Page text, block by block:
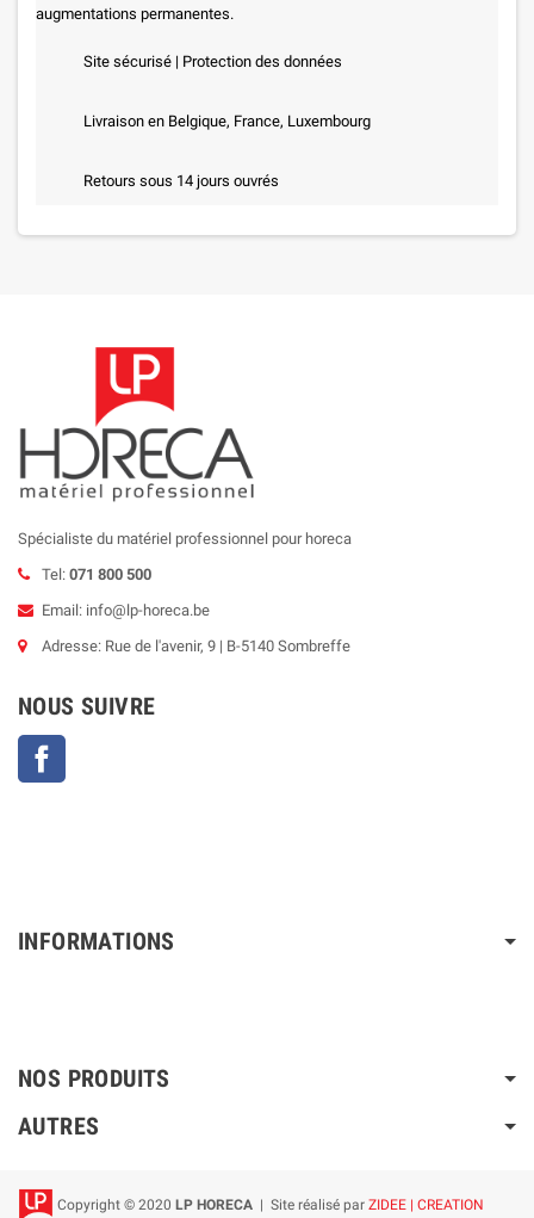
augmentations permanentes.
Site sécurisé | Protection des données
Livraison en Belgique, France, Luxembourg
Retours sous 14 jours ouvrés
Spécialiste du matériel professionnel pour horeca
Tel: 071 800 500
Email: info@lp-horeca.be
Adresse: Rue de l'avenir, 9 | B-5140 Sombreffe
NOUS SUIVRE
INFORMATIONS
NOS PRODUITS
AUTRES
Copyright © 2020 LP HORECA | Site réalisé par ZIDEE | CREATION